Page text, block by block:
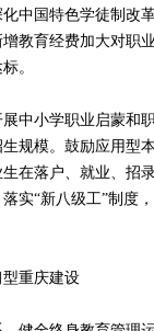
中国特色学徒制改
教育经费加大对职
。
小学职业启蒙和
规模。鼓励应用型
在落户、就业、招
实“新八级工”制度
重庆建设